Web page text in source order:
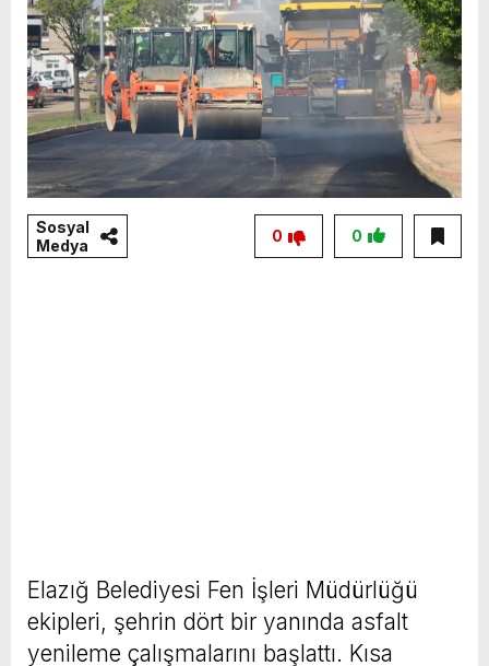
Sosyal
Medya
0
0
Elazığ Belediyesi Fen İşleri Müdürlüğü
ekipleri, şehrin dört bir yanında asfalt
yenileme çalışmalarını başlattı. Kısa